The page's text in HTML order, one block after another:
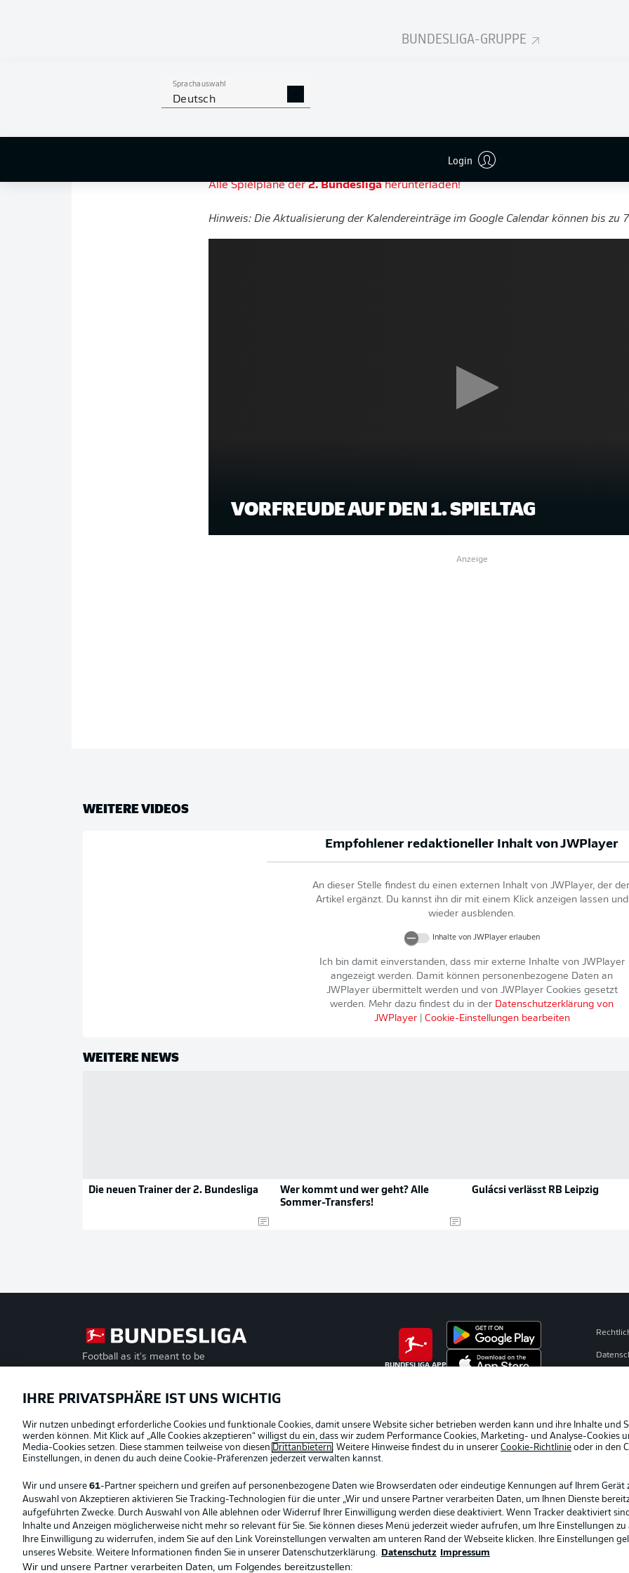
BUNDESLIGA-GRUPPE
Sprachauswahl
Deutsch
Login
dir den neuen Spielplan direkt auf dein Smartphone!
Alle Spielpläne der2. Bundesligaherunterladen!
Hinweis: Die Aktualisierung der Kalendereinträge im Google Calendar können bis zu
VORFREUDE AUF DEN 1. SPIELTAG
Anzeige
WEITERE VIDEOS
Empfohlener redaktioneller Inhalt vonJWPlayer
An dieser Stelle findest du einen externen Inhalt von JWPlayer, der
Artikel ergänzt. Du kannst ihn dir mit einem Klick anzeigen lassen und
wieder ausblenden.
Inhalte von JWPlayererlauben
Ich bin damit einverstanden, dass mir externe Inhalte von JWPlayer
angezeigt werden. Damit können personenbezogene Daten an
JWPlayerübermittelt werden und von JWPlayerCookies gesetzt
werden. Mehr dazu findest du in der Datenschutzerklärung von
JWPlayer| Cookie-Einstellungen bearbeiten
WEITERE NEWS
Die neuen Trainer der 2. Bundesliga
Wer kommt und wer geht? Alle
Sommer-Transfers!
Gulácsi verlässt RB Leipzig
Football as it's meant to be
BUNDESLIGA APP
Offizielle Partner
Partner
IHRE PRIVATSPHÄRE IST UNS WICHTIG
Wir nutzen unbedingt erforderliche Cookies und funktionale Cookies, damit unsere Website sicher betrieben werden kann und ihre Inhalte und
werden können. Mit Klick auf „Alle Cookies akzeptieren“ willigst du ein, dass wir zudem Performance Cookies, Marketing- und Analyse-Cookies
Media-Cookies setzen. Diese stammen teilweise von diesen Drittanbietern. Weitere Hinweise findest du in unserer Cookie-Richtlinie oder in den
Einstellungen, in denen du auch deine Cookie-Präferenzen jederzeit verwalten kannst.
Wir und unsere 61-Partner speichern und greifen auf personenbezogene Daten wie Browserdaten oder eindeutige Kennungen auf Ihrem Gerät
Auswahl von Akzeptieren aktivieren Sie Tracking-Technologien für die unter „Wir und unsere Partner verarbeiten Daten, um Ihnen Dienste
aufgeführten Zwecke. Durch Auswahl von Alle ablehnen oder Widerruf Ihrer Einwilligung werden diese deaktiviert. Wenn Tracker deaktiviert
Inhalte und Anzeigen möglicherweise nicht mehr so relevant für Sie. Sie können dieses Menü jederzeit wieder aufrufen, um Ihre Einstellungen
Ihre Einwilligung zu widerrufen, indem Sie auf den Link Voreinstellungen verwalten am unteren Rand der Webseite klicken. Ihre Einstellungen
unseres Website. Weitere Informationen finden Sie in unserer Datenschutzerklärung.
Datenschutz Impressum
Wir und unsere Partner verarbeiten Daten, um Folgendes bereitzustellen: